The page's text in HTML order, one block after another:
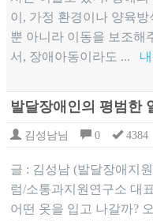
이, 가정 환경이나 양육
뿐 아니라 이동을 보조해
서, 장애아동이라도 ...
발달장애인의 평범한
김성남님 0 4384
글 : 김성남 (발달장애지
럼/소통과지원연구소 대
어떤 옷을 입고 나갈까?